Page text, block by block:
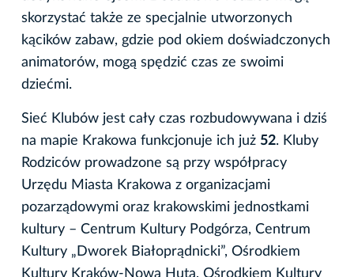
skorzystać także ze specjalnie utworzonych
kącików zabaw, gdzie pod okiem doświadczonych
animatorów, mogą spędzić czas ze swoimi
dziećmi.
Sieć Klubów jest cały czas rozbudowywana i dziś
na mapie Krakowa funkcjonuje ich już 52. Kluby
Rodziców prowadzone są przy współpracy
Urzędu Miasta Krakowa z organizacjami
pozarządowymi oraz krakowskimi jednostkami
kultury – Centrum Kultury Podgórza, Centrum
Kultury „Dworek Białoprądnicki”, Ośrodkiem
Kultury Kraków-Nowa Huta, Ośrodkiem Kultury